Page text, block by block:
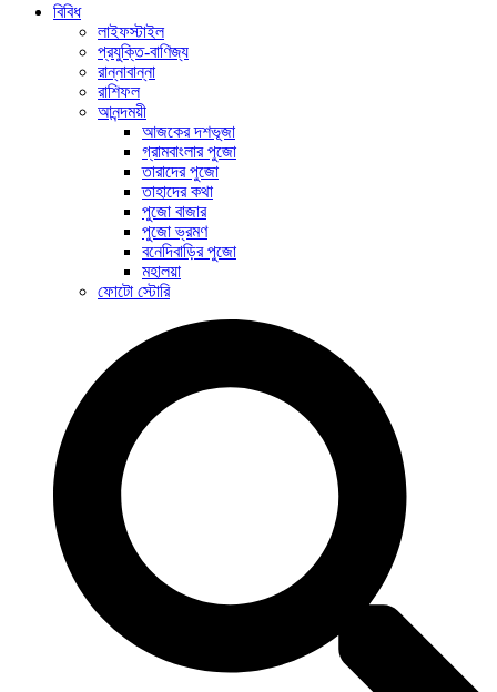
বিবিধ
লাইফস্টাইল
প্রযুক্তি-বাণিজ্য
রান্নাবান্না
রাশিফল
আনন্দময়ী
আজকের দশভূজা
গ্রামবাংলার পুজো
তারাদের পুজো
তাহাদের কথা
পুজো বাজার
পুজো ভ্রমণ
বনেদিবাড়ির পুজো
মহালয়া
ফোটো স্টোরি